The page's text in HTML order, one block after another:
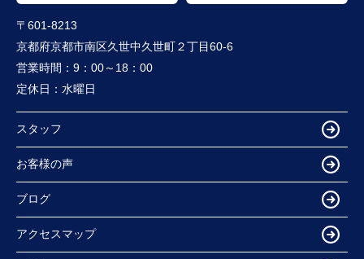
〒601-8213
京都府京都市南区久世中久世町２丁目60-6
営業時間： 9：00～18：00
定休日： 水曜日
スタッフ
お客様の声
ブログ
アクセスマップ